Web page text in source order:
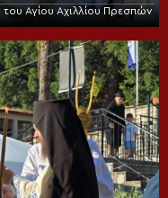
του Αγίου Αχιλλίου Πρεσπών